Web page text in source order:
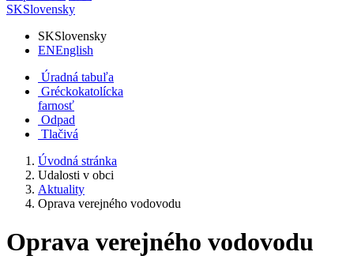
SKSlovensky
SKSlovensky
ENEnglish
Úradná tabuľa
Gréckokatolícka
farnosť
Odpad
Tlačivá
Úvodná stránka
Udalosti v obci
Aktuality
Oprava verejného vodovodu
Oprava verejného vodovodu